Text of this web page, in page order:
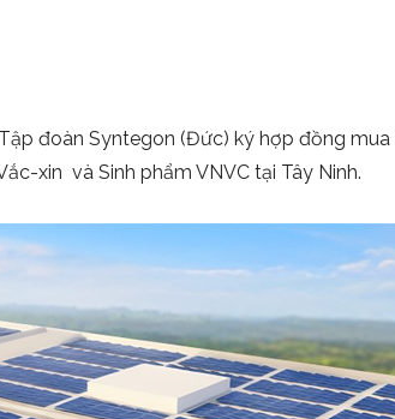
đoàn Syntegon (Đức) ký hợp đồng
xin và Sinh phẩm VNVC tại Tây Ninh.